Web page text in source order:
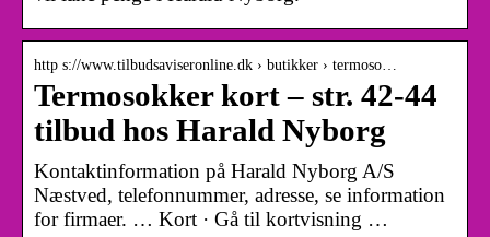
http s://www.tilbudsaviseronline.dk › butikker › termoso…
Termosokker kort – str. 42-44
tilbud hos Harald Nyborg
Kontaktinformation på Harald Nyborg A/S
Næstved, telefonnummer, adresse, se information
for firmaer. … Kort · Gå til kortvisning …